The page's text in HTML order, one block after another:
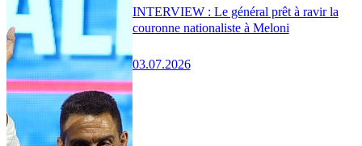
INTERVIEW : Le général prêt à ravir la
couronne nationaliste à Meloni
03.07.2026